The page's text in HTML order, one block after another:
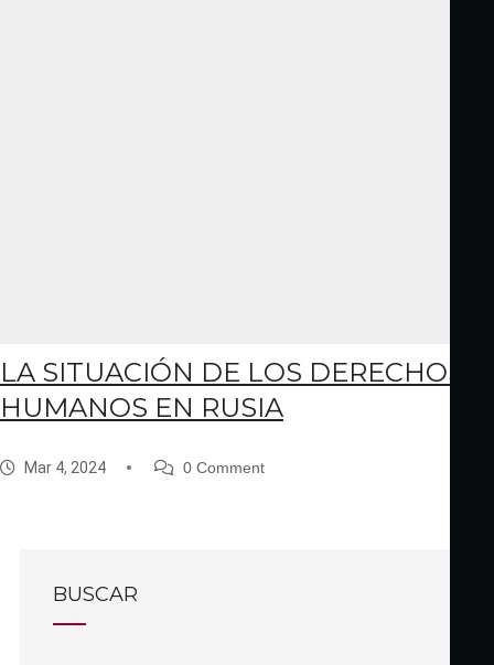
LA SITUACIÓN DE LOS DERECHOS
HUMANOS EN RUSIA
Mar 4, 2024 0 Comment
BUSCAR